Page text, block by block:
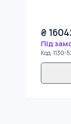
₴
Під
Код:1130-